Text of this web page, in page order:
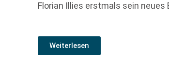
Florian Illies erstmals sein neues
Weiterlesen